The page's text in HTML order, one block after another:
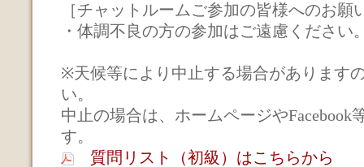
［チャットルームご参加の皆様へのお願
・体調不良の方の参加はご遠慮ください
※天候等により中止する場合があります
い。
中止の場合は、ホームページやFacebook
す。
質問リスト（初級）はこちらから